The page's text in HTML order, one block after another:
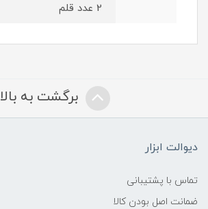
2 عدد قلم
برگشت به بالا
دیوالت ابزار
تماس با پشتیبانی
ضمانت اصل بودن کالا